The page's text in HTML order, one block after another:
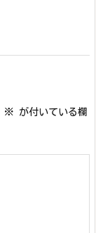
※ が付いている欄